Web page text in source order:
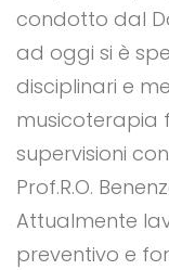
condotto dal
ad oggi si è
disciplinari e
musicoterapia
supervisioni
Prof.R.O.
Attualmente
preventivo e